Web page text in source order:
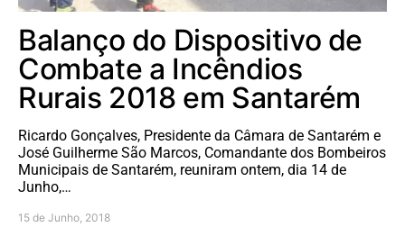
Balanço do Dispositivo de
Combate a Incêndios
Rurais 2018 em Santarém
Ricardo Gonçalves, Presidente da Câmara de Santarém e
José Guilherme São Marcos, Comandante dos Bombeiros
Municipais de Santarém, reuniram ontem, dia 14 de
Junho,…
15 de Junho, 2018